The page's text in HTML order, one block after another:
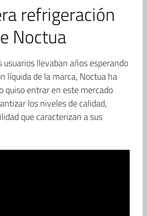
refrigeración
Noctua
usuarios llevaban años esperando
líquida de la marca, Noctua ha
quiso entrar en este mercado
los niveles de calidad,
que caracterizan a sus